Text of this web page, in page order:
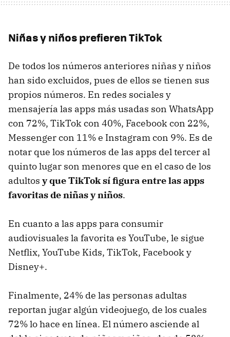
Niñas y niños prefieren TikTok
De todos los números anteriores niñas y niños
han sido excluidos, pues de ellos se tienen sus
propios números. En redes sociales y
mensajería las apps más usadas son WhatsApp
con 72%, TikTok con 40%, Facebook con 22%,
Messenger con 11% e Instagram con 9%. Es de
notar que los números de las apps del tercer al
quinto lugar son menores que en el caso de los
adultos y que TikTok sí figura entre las apps
favoritas de niñas y niños.
En cuanto a las apps para consumir
audiovisuales la favorita es YouTube, le sigue
Netflix, YouTube Kids, TikTok, Facebook y
Disney+.
Finalmente, 24% de las personas adultas
reportan jugar algún videojuego, de los cuales
72% lo hace en línea. El número asciende al